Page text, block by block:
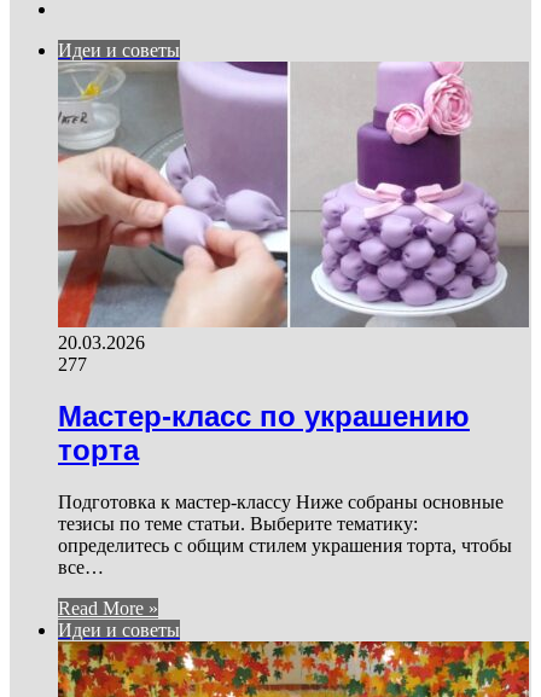
Идеи и советы
20.03.2026
277
Мастер-класс по украшению
торта
Подготовка к мастер-классу Ниже собраны основные
тезисы по теме статьи. Выберите тематику:
определитесь с общим стилем украшения торта, чтобы
все…
Read More »
Идеи и советы